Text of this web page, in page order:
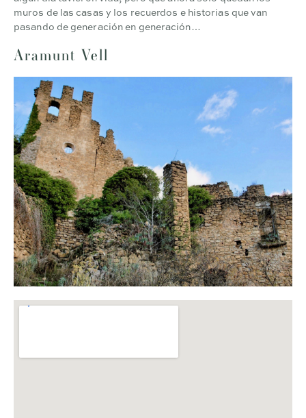
muros de las casas y los recuerdos e historias que van
pasando de generación en generación…
Aramunt Vell